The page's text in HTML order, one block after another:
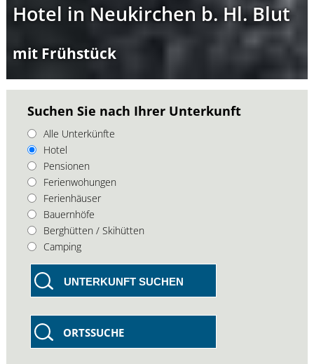
Hotel in Neukirchen b. Hl. Blut
mit Frühstück
Suchen Sie nach Ihrer Unterkunft
Alle Unterkünfte
Hotel
Pensionen
Ferienwohungen
Ferienhäuser
Bauernhöfe
Berghütten / Skihütten
Camping
UNTERKUNFT SUCHEN
ORTSSUCHE